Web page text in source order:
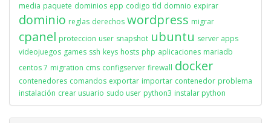
media paquete dominios epp codigo tld domnio expirar
dominio reglas derechos wordpress migrar
cpanel proteccion user snapshot ubuntu server apps
videojuegos games ssh keys hosts php aplicaciones mariadb
centos 7 migration cms configserver firewall docker
contenedores comandos exportar importar contenedor problema
instalación crear usuario sudo user python3 instalar python